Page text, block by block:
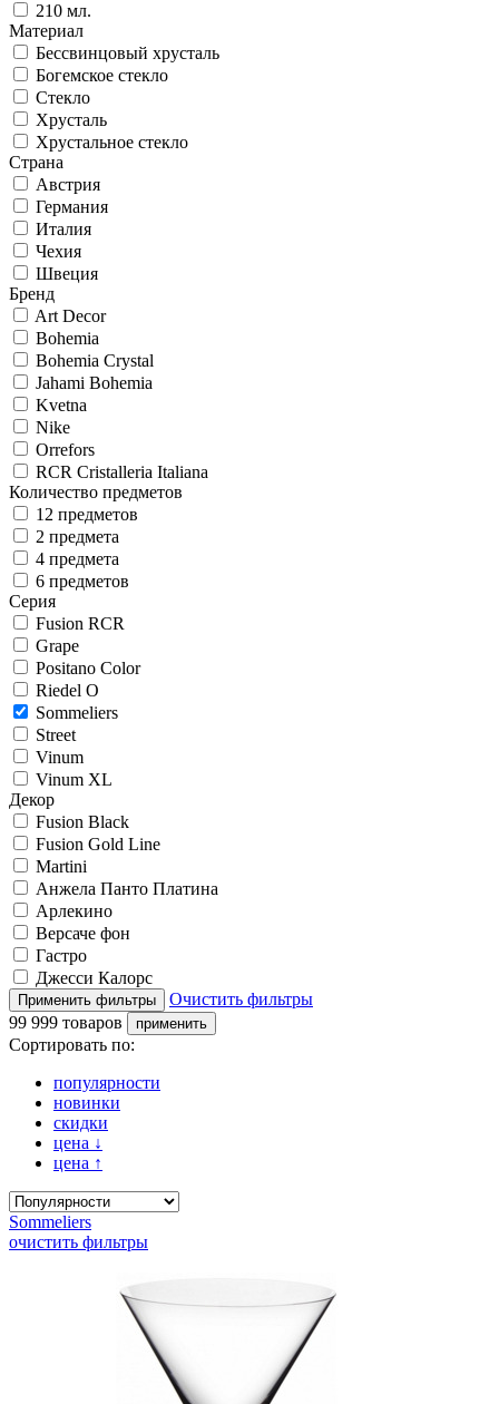
210 мл.
Материал
Бессвинцовый хрусталь
Богемское стекло
Стекло
Хрусталь
Хрустальное стекло
Страна
Австрия
Германия
Италия
Чехия
Швеция
Бренд
Art Decor
Bohemia
Bohemia Crystal
Jahami Bohemia
Kvetna
Nike
Orrefors
RCR Cristalleria Italiana
Количество предметов
12 предметов
2 предмета
4 предмета
6 предметов
Серия
Fusion RCR
Grape
Positano Color
Riedel O
Sommeliers
Street
Vinum
Vinum XL
Декор
Fusion Black
Fusion Gold Line
Martini
Анжела Панто Платина
Арлекино
Версаче фон
Гастро
Джесси Калорс
Очистить фильтры
99 999 товаров
Сортировать по:
популярности
новинки
скидки
цена ↓
цена ↑
Sommeliers
очистить фильтры